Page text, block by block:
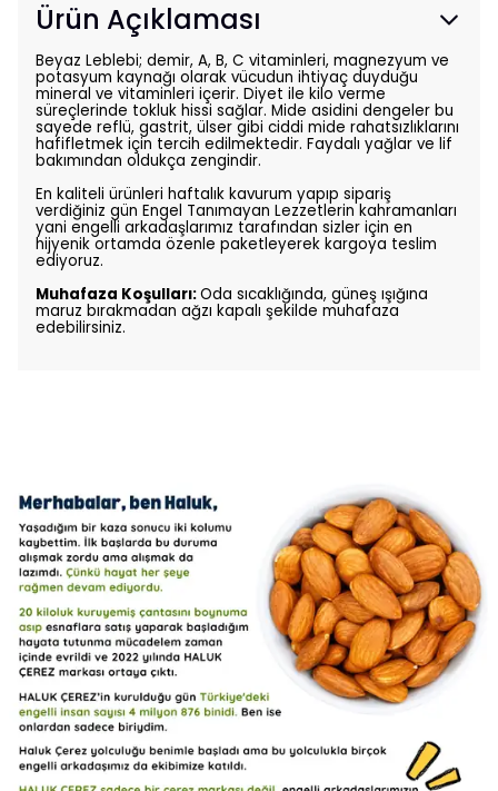
Ürün Açıklaması
Beyaz Leblebi; demir, A, B, C vitaminleri, magnezyum ve
potasyum kaynağı olarak vücudun ihtiyaç duyduğu
mineral ve vitaminleri içerir. Diyet ile kilo verme
süreçlerinde tokluk hissi sağlar. Mide asidini dengeler bu
sayede reflü, gastrit, ülser gibi ciddi mide rahatsızlıklarını
hafifletmek için tercih edilmektedir. Faydalı yağlar ve lif
bakımından oldukça zengindir.
En kaliteli ürünleri haftalık kavurum yapıp sipariş
verdiğiniz gün Engel Tanımayan Lezzetlerin kahramanları
yani engelli arkadaşlarımız tarafından sizler için en
hijyenik ortamda özenle paketleyerek kargoya teslim
ediyoruz.
Muhafaza Koşulları:Oda sıcaklığında, güneş ışığına
maruz bırakmadan ağzı kapalı şekilde muhafaza
edebilirsiniz.